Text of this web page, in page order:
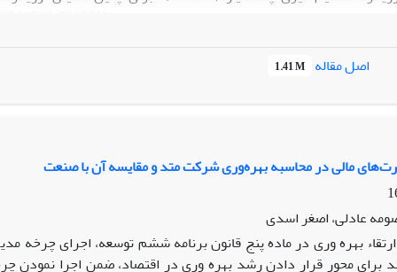
از خدمت را در این صنعت بیان می دارند. نتایج تحقیق نشان می­‌دهد
بهبود، واکنش پذیری، زمانبندی بازدیدها بیشترین تعامل را
اصل مقاله 1.41 M
مالی در محاسبه بهره‌وری شرکت متد و مقایسه آن با صنعت
عادلی، اصغر اسدی
بهره وری در ماده پنج قانون برنامه ششم توسعه، اجرای
برای محور قرار دادن رشد بهره وری در اقتصاد، ضمن اجرا نمودن